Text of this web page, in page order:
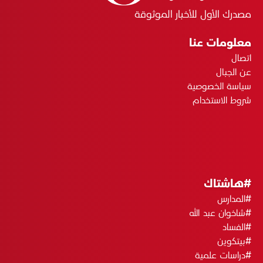
مصدرك الأول للأخبار الموثوقة
معلومات عنا
اتصال
عن الجبال
سياسة الخصوصية
شروط الاستخدام
#هاشتاك
#المدارس
#شاخوان عبد الله
#الفساد
#بيتكوين
#دراسات علمية